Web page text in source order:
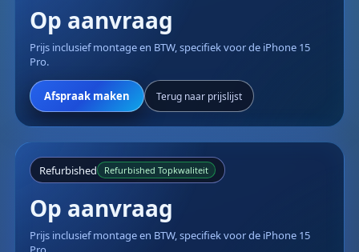
Op aanvraag
Prijs inclusief montage en BTW, specifiek voor de iPhone 15
Pro.
Afspraak maken Terug naar prijslijst
Refurbished Refurbished Topkwaliteit
Op aanvraag
Prijs inclusief montage en BTW, specifiek voor de iPhone 15